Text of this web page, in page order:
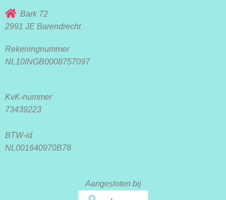
Bark 72
2991 JE Barendrecht
Rekeningnummer
NL10INGB0008757097
KvK-nummer
73439223
BTW-id
NL001640970B78
Aangesloten bij